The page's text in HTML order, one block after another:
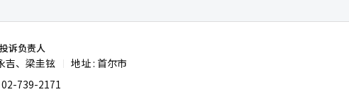
。 韩国青
生一个结果的
次性国家宣传
万人次。
诉负责人
吉、梁圭铉
地址 : 首尔市
02-739-2171